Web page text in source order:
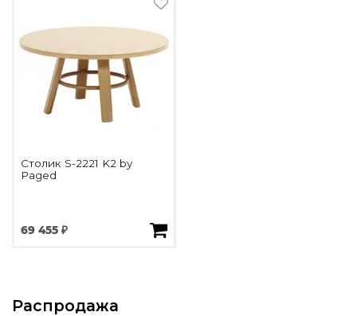
Столик S-2221 K2 by
Paged
69 455 ₽
Распродажа